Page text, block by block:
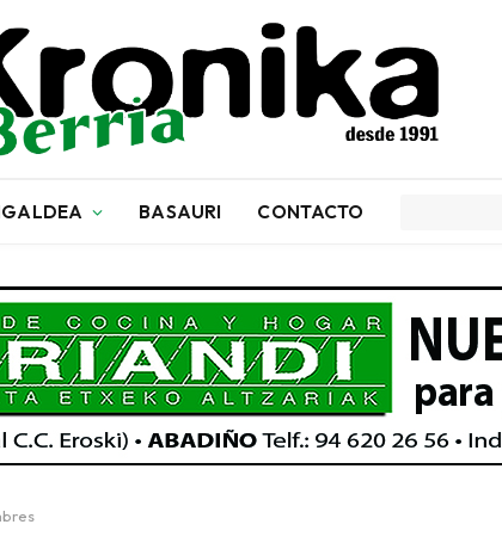
BASAURI CONTACTO